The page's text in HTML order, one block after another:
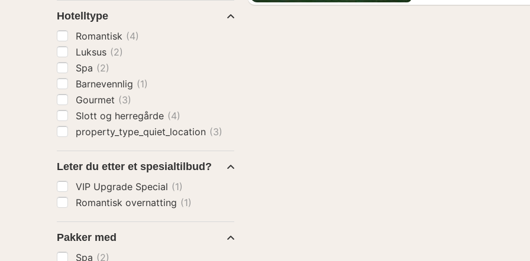
Hotelltype
Romantisk (4)
Luksus (2)
Spa (2)
Barnevennlig (1)
Gourmet (3)
Slott og herregårde (4)
property_type_quiet_location (3)
Leter du etter et spesialtilbud?
VIP Upgrade Special (1)
Romantisk overnatting (1)
Pakker med
Spa (2)